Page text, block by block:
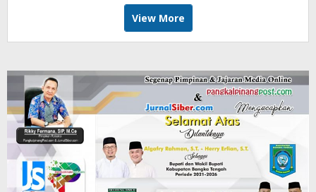
View More